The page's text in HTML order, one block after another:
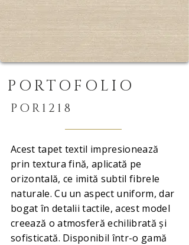
PORTOFOLIO
POR1218
Acest tapet textil impresionează
prin textura fină, aplicată pe
orizontală, ce imită subtil fibrele
naturale. Cu un aspect uniform, dar
bogat în detalii tactile, acest model
creează o atmosferă echilibrată și
sofisticată. Disponibil într-o gamă